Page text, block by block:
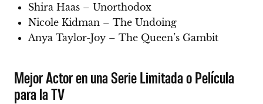
Shira Haas – Unorthodox
Nicole Kidman – The Undoing
Anya Taylor-Joy – The Queen’s Gambit
Mejor Actor en una Serie Limitada o Película
para la TV